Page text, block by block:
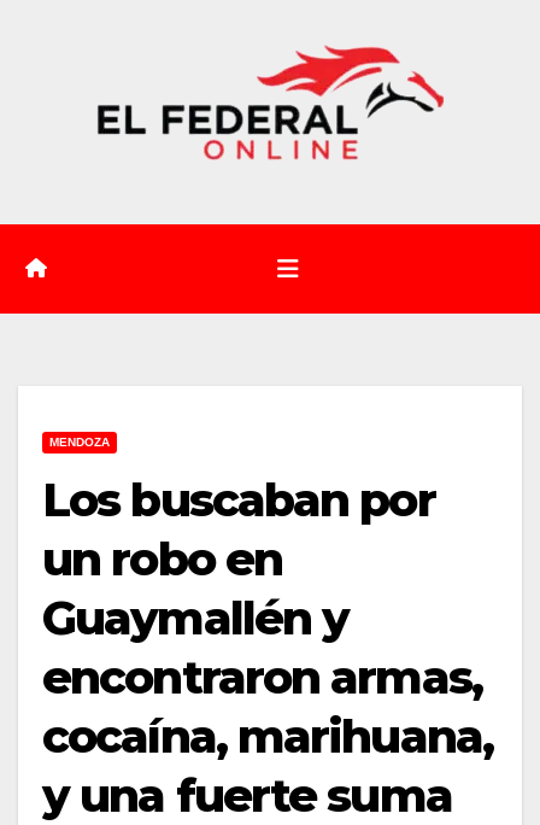
MENDOZA
Los buscaban por
un robo en
Guaymallén y
encontraron armas,
cocaína, marihuana,
y una fuerte suma